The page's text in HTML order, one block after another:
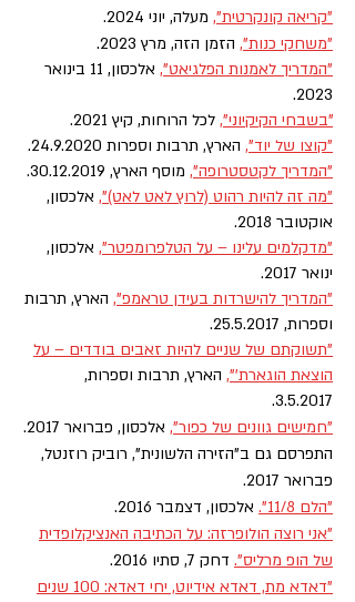
"קריאה קונקרטית", מעלה, יוני 2024.
"משחקי כנות", הזמן הזה, מרץ 2023.
"המדריך לאמנות הפלגיאט",
אלכסון, 11 בינואר
2023.
"בשבחי הקיקיוני", לכל הרוחות, קיץ 2021.
"קוצו של יוד", הארץ, תרבות וספרות 24.9.2020
.
"המדריך לקטסטרופה", מוסף הארץ, 30.12.2019
.
"מה זה להיות רהוט (לרוץ לאט לאט)", אלכסון,
אוקטובר 2018.
"מדקלמים עלינו – על הטלפרומפטר", אלכסון,
ינואר 2017.
"המדריך להישרדות בעידן טראמפ", הארץ, תרבות
וספרות, 25.5.2017
.
"תשוקתם של שניים להיות זאבים בודדים – על
הוצאת הוגארת'", הארץ, תרבות וספרות,
3.5.2017.
"חמישים גוונים של כפור",
אלכסון, פברואר 2017.
התפרסם גם ב"הזירה הלשונית", רוביק רוזנטל,
פברואר 2017.
"הלם 11/8".
אלכסון, דצמבר 2016.
"אני רוצה הולופרזה: על הכתיבה האנציקלופדית
של הופ מרליס". דחק 7, סתיו 2016.
"דאדא מת, דאדא אידיוט, יחי דאדא: 100 שנים